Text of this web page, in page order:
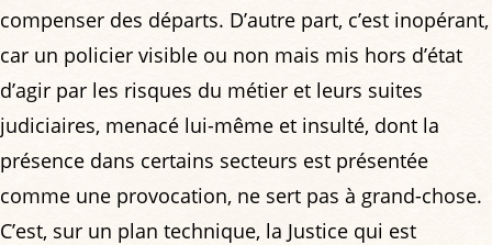
compenser des départs. D’autre part, c’est inopérant,
car un policier visible ou non mais mis hors d’état
d’agir par les risques du métier et leurs suites
judiciaires, menacé lui-même et insulté, dont la
présence dans certains secteurs est présentée
comme une provocation, ne sert pas à grand-chose.
C’est, sur un plan technique, la Justice qui est